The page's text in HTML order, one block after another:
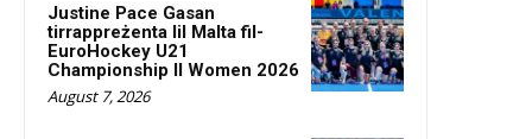
Justine Pace Gasan
tirrappreżenta lil Malta fil-
EuroHockey U21
Championship II Women 2026
August 7, 2026